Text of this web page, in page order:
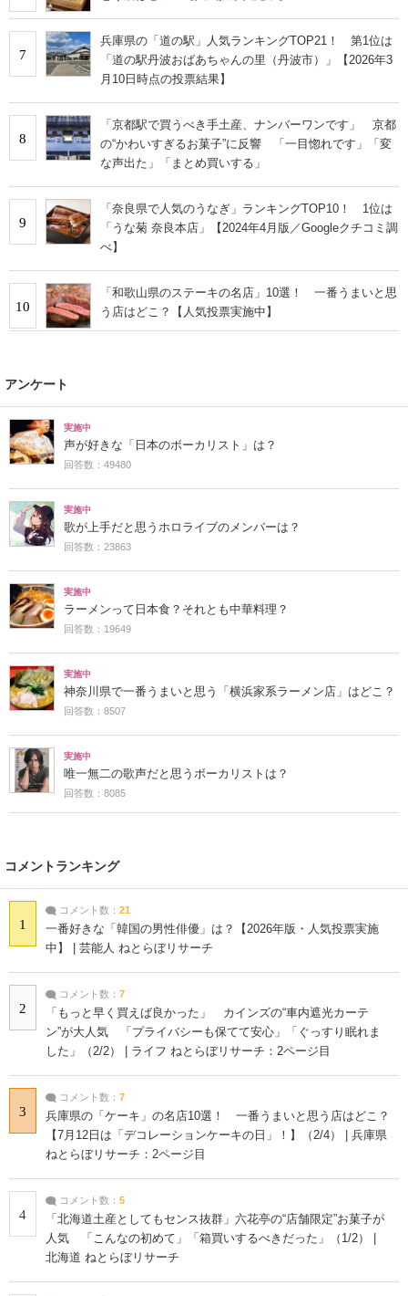
7
兵庫県の「道の駅」人気ランキングTOP21！ 第1位は
「道の駅丹波おばあちゃんの里（丹波市）」【2026年3
月10日時点の投票結果】
8
「京都駅で買うべき手土産、ナンバーワンです」 京都
の“かわいすぎるお菓子”に反響 「一目惚れです」「変
な声出た」「まとめ買いする」
9
「奈良県で人気のうなぎ」ランキングTOP10！ 1位は
「うな菊 奈良本店」【2024年4月版／Googleクチコミ調
べ】
10
「和歌山県のステーキの名店」10選！ 一番うまいと思
う店はどこ？【人気投票実施中】
アンケート
実施中
声が好きな「日本のボーカリスト」は？
回答数：49480
実施中
歌が上手だと思うホロライブのメンバーは？
回答数：23863
実施中
ラーメンって日本食？それとも中華料理？
回答数：19649
実施中
神奈川県で一番うまいと思う「横浜家系ラーメン店」はどこ？
回答数：8507
実施中
唯一無二の歌声だと思うボーカリストは？
回答数：8085
コメントランキング
1
コメント数： 21
一番好きな「韓国の男性俳優」は？【2026年版・人気投票実施
中】 | 芸能人 ねとらぼリサーチ
2
コメント数： 7
「もっと早く買えば良かった」 カインズの“車内遮光カーテ
ン”が大人気 「プライバシーも保てて安心」「ぐっすり眠れま
した」（2/2） | ライフ ねとらぼリサーチ：2ページ目
3
コメント数： 7
兵庫県の「ケーキ」の名店10選！ 一番うまいと思う店はどこ？
【7月12日は「デコレーションケーキの日」！】（2/4） | 兵庫県
ねとらぼリサーチ：2ページ目
4
コメント数： 5
「北海道土産としてもセンス抜群」六花亭の“店舗限定”お菓子が
人気 「こんなの初めて」「箱買いするべきだった」（1/2） |
北海道 ねとらぼリサーチ